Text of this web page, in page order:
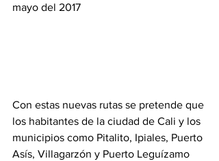
mayo del 2017
Con estas nuevas rutas se pretende que
los habitantes de la ciudad de Cali y los
municipios como Pitalito, Ipiales, Puerto
Asís, Villagarzón y Puerto Leguízamo